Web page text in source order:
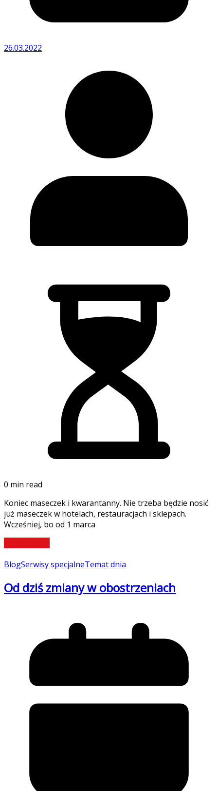
26.03.2022
0 min read
Koniec maseczek i kwarantanny. Nie trzeba będzie nosić
już maseczek w hotelach, restauracjach i sklepach.
Wcześniej, bo od 1 marca
BlogSerwisy specjalneTemat dnia
Od dziś zmiany w obostrzeniach